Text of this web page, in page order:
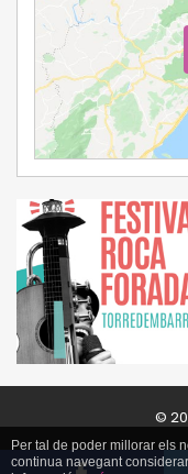
©
Per tal de poder millorar els
continua navegant